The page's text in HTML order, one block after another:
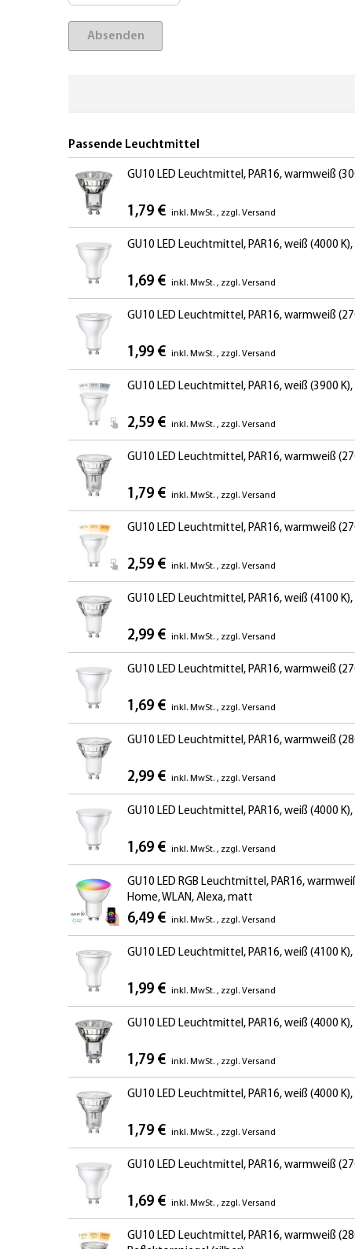
Absenden
Passende Leuchtmittel
GU10 LED Leuchtmittel, PAR16, warmweiß
1,79 € inkl. MwSt. , zzgl. Versand
GU10 LED Leuchtmittel, PAR16, weiß (4000
1,69 € inkl. MwSt. , zzgl. Versand
GU10 LED Leuchtmittel, PAR16, warmweiß
1,99 € inkl. MwSt. , zzgl. Versand
GU10 LED Leuchtmittel, PAR16, weiß (3900
2,59 € inkl. MwSt. , zzgl. Versand
GU10 LED Leuchtmittel, PAR16, warmweiß
1,79 € inkl. MwSt. , zzgl. Versand
GU10 LED Leuchtmittel, PAR16, warmweiß
2,59 € inkl. MwSt. , zzgl. Versand
GU10 LED Leuchtmittel, PAR16, weiß (4100
2,99 € inkl. MwSt. , zzgl. Versand
GU10 LED Leuchtmittel, PAR16, warmweiß
1,69 € inkl. MwSt. , zzgl. Versand
GU10 LED Leuchtmittel, PAR16, warmweiß
2,99 € inkl. MwSt. , zzgl. Versand
GU10 LED Leuchtmittel, PAR16, weiß (4000
1,69 € inkl. MwSt. , zzgl. Versand
GU10 LED RGB Leuchtmittel, PAR16,
Home, WLAN, Alexa, matt
6,49 € inkl. MwSt. , zzgl. Versand
GU10 LED Leuchtmittel, PAR16, weiß (4100 K),
1,99 € inkl. MwSt. , zzgl. Versand
GU10 LED Leuchtmittel, PAR16, weiß (4000
1,79 € inkl. MwSt. , zzgl. Versand
GU10 LED Leuchtmittel, PAR16, weiß (4000
1,79 € inkl. MwSt. , zzgl. Versand
GU10 LED Leuchtmittel, PAR16, warmweiß
1,69 € inkl. MwSt. , zzgl. Versand
GU10 LED Leuchtmittel, PAR16, warmweiß